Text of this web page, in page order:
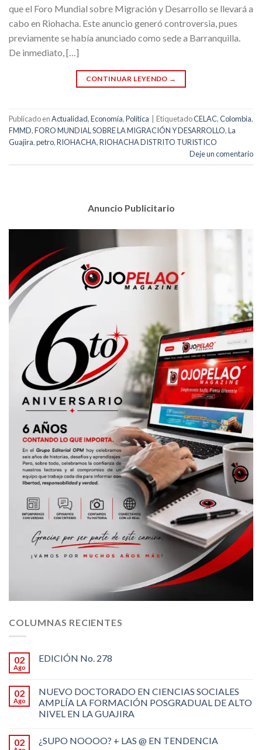
que el Foro Mundial sobre Migración y Desarrollo se llevará a
cabo en Riohacha. Este anuncio generó controversia, pues
previamente se había anunciado como sede a Barranquilla.
De inmediato, […]
CONTINUAR LEYENDO →
Publicado enActualidad,Economía,Política EtiquetadoCELAC,Colombia,
FMMD,FORO MUNDIAL SOBRE LA MIGRACIÓN Y DESARROLLO,La
Guajira,petro,RIOHACHA,RIOHACHA DISTRITO TURISTICO
Deje un comentario
Anuncio Publicitario
COLUMNAS RECIENTES
02
Ago
EDICIÓN No. 278
02
Ago
NUEVO DOCTORADO EN CIENCIAS SOCIALES
AMPLÍA LA FORMACIÓN POSGRADUAL DE ALTO
NIVEL EN LA GUAJIRA
02 ¿SUPO NOOOO? + LAS @ EN TENDENCIA